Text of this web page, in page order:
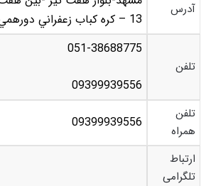
آدرس
13 – کره کباب زعفراني دورهمي
تلفن
051-38688775
09399939556
تلفن
همراه
09399939556
ارتباط
تلگرامی